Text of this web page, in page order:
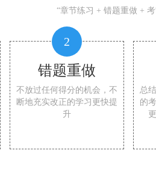
“章节练习 + 错题重做 +
2
错题重做
不放过任何得分的机会，不
断地充实改正的学习更快提
升
总
的